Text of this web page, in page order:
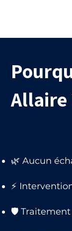
Allaire
🌿 Aucun
⚡
🛡